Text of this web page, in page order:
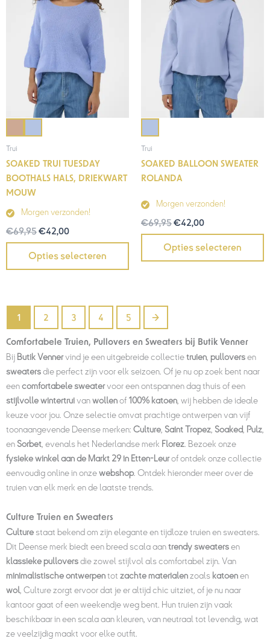
Trui
SOAKED TRUI TUESDAY
BOOTHALS HALS, DRIEKWART
MOUW
Morgen verzonden!
€69,95€42,00
Opties selecteren
Trui
SOAKED BALLOON SWEATER
ROLANDA
Morgen verzonden!
€69,95€42,00
Opties selecteren
1 2 3 4 5 →
Comfortabele Truien, Pullovers en Sweaters bij Butik Venner
Bij Butik Vennervind je een uitgebreide collectietruien, pulloversen
sweatersdie perfect zijn voor elk seizoen. Of je nu op zoek bent naar
eencomfortabele sweatervoor een ontspannen dag thuis of een
stijlvolle wintertruivanwollenof 100% katoen, wij hebben de ideale
keuze voor jou. Onze selectie omvat prachtige ontwerpen van vijf
toonaangevende Deense merken: Culture, Saint Tropez, Soaked, Pulz,
en Sorbet, evenals het Nederlandse merk Florez. Bezoek onze
fysieke winkel aan de Markt 29 in Etten-Leurof ontdek onze collectie
eenvoudig online in onzewebshop. Ontdek hieronder meer over de
truien van elk merk en de laatste trends.
Culture Truien en Sweaters
Culture staat bekend om zijn elegante en tijdloze truien en sweaters.
Dit Deense merk biedt een breed scala aantrendy sweatersen
klassieke pulloversdie zowel stijlvol als comfortabel zijn. Van
minimalistische ontwerpentot zachte materialenzoals katoenen
wol , Culture zorgt ervoor dat je er altijd chic uitziet, of je nu naar
kantoor gaat of een weekendje weg bent. Hun truien zijn vaak
beschikbaar in een scala aan kleuren, van neutraal tot levendig, wat
ze veelzijdig maakt voor elke outfit.